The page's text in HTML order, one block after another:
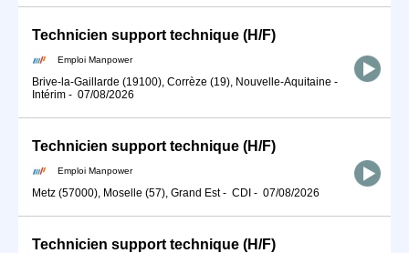
Technicien support technique (H/F)
Emploi Manpower
Brive-la-Gaillarde (19100), Corrèze (19), Nouvelle-Aquitaine -
Intérim - 07/08/2026
Technicien support technique (H/F)
Emploi Manpower
Metz (57000), Moselle (57), Grand Est- CDI - 07/08/2026
Technicien support technique (H/F)